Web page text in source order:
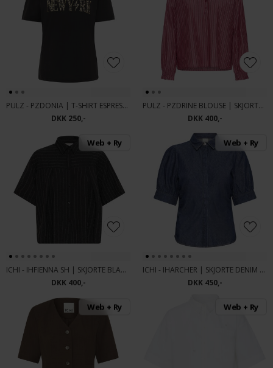
PULZ - PZDONIA | T-SHIRT ESPRESSO
DKK 250,-
PULZ - PZDRINE BLOUSE | SKJORTE RUMBA RED
DKK 400,-
Web + Ry
ICHI - IHFIENNA SH | SKJORTE BLACK AND WHITE STRIPE
DKK 400,-
Web + Ry
ICHI - IHARCHER | SKJORTE DENIM AUTH
DKK 450,-
Web + Ry Web + Ry